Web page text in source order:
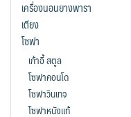
เครื่องนอนยางพารา
เตียง
โซฟา
เก้าอี้ สตูล
โซฟาคอนโด
โซฟาวินเทจ
โซฟาหนังแท้